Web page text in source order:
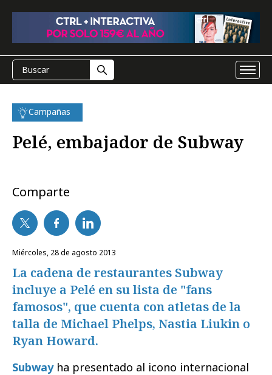
Campañas
Pelé, embajador de Subway
Comparte
miércoles, 28 de agosto 2013
La cadena de restaurantes Subway
incluye a Pelé en su lista de "fans
famosos", que cuenta con atletas de la
talla de Michael Phelps, Nastia Liukin o
Ryan Howard.
Subwayha presentado al icono internacional